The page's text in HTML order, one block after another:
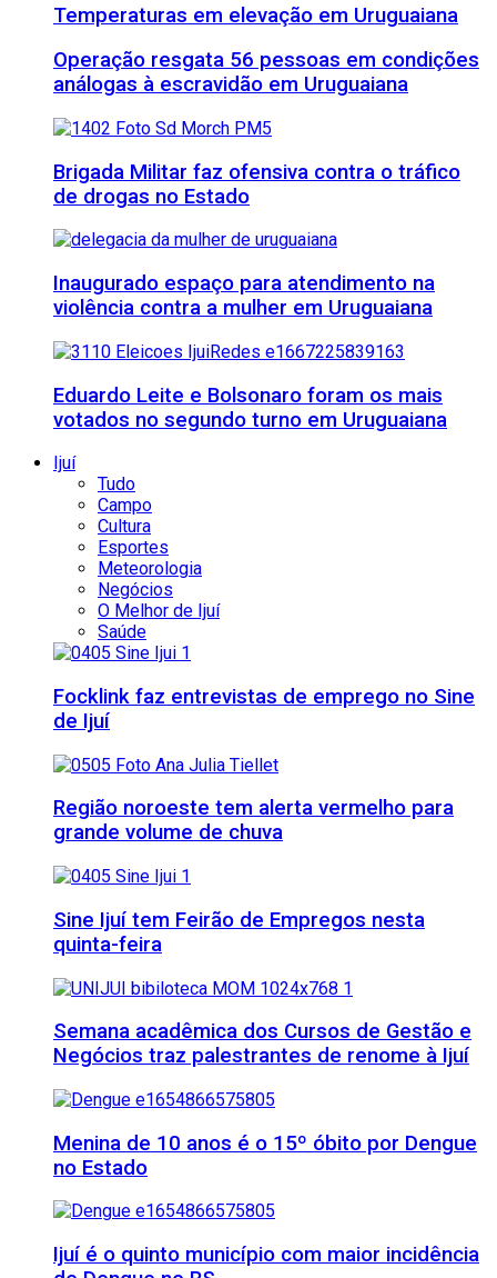
Temperaturas em elevação em Uruguaiana
Operação resgata 56 pessoas em condições
análogas à escravidão em Uruguaiana
Brigada Militar faz ofensiva contra o tráfico
de drogas no Estado
Inaugurado espaço para atendimento na
violência contra a mulher em Uruguaiana
Eduardo Leite e Bolsonaro foram os mais
votados no segundo turno em Uruguaiana
Ijuí
Tudo
Campo
Cultura
Esportes
Meteorologia
Negócios
O Melhor de Ijuí
Saúde
Focklink faz entrevistas de emprego no Sine
de Ijuí
Região noroeste tem alerta vermelho para
grande volume de chuva
Sine Ijuí tem Feirão de Empregos nesta
quinta-feira
Semana acadêmica dos Cursos de Gestão e
Negócios traz palestrantes de renome à Ijuí
Menina de 10 anos é o 15º óbito por Dengue
no Estado
Ijuí é o quinto município com maior incidência